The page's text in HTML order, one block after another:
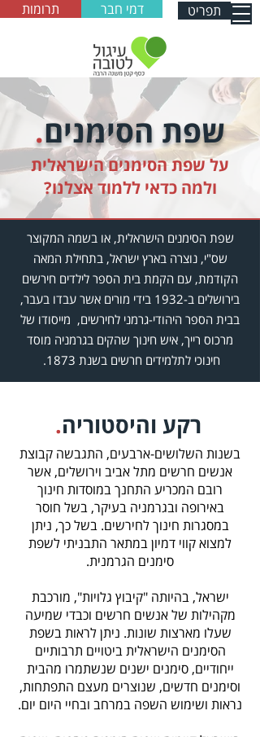
תרומות דמי חבר תפריט
שפת הסימנים.
על שפת הסימנים הישראלית
ולמה כדאי ללמוד אצלנו?
שפת הסימנים הישראלית, או בשמה המקוצר
שס"י, נוצרה בארץ ישראל, בתחילת המאה
הקודמת, עם הקמת בית הספר לילדים חירשים
בירושלים ב-1932 בידי מורים אשר עבדו בעבר,
בבית הספר היהודי-גרמני לחירשים, מייסודו של
מרכוס רייך, איש חינוך שהקים בגרמניה מוסד
חינוכי לתלמידים חרשים בשנת 1873.
רקע והיסטוריה.
בשנות השלושים-ארבעים, התגבשה קבוצת
אנשים חרשים מתל אביב וירושלים, אשר
רובם המכריע התחנך במוסדות חינוך
באירופה ובגרמניה בעיקר, בשל חוסר
במסגרות חינוך לחירשים. בשל כך, ניתן
למצוא קווי דמיון במתאר התבניתי לשפת
סימנים הגרמנית.
ישראל, בהיותה "קיבוץ גלויות", מורכבת
מקהילות של אנשים חרשים וכבדי שמיעה
שעלו מארצות שונות. ניתן לראות בשפת
הסימנים הישראלית ביטויים תרבותיים
ייחודיים, סימנים ישנים שנשתמרו מהבית
וסימנים חדשים, שנוצרים מעצם התפתחות,
נראות ושימוש השפה במרחב ובחיי היום יום.